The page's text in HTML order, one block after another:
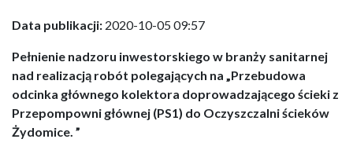
Data publikacji: 2020-10-05 09:57
Pełnienie nadzoru inwestorskiego w branży sanitarnej
nad realizacją robót polegających na „Przebudowa
odcinka głównego kolektora doprowadzającego ścieki z
Przepompowni głównej (PS1) do Oczyszczalni ścieków
Żydomice. ”